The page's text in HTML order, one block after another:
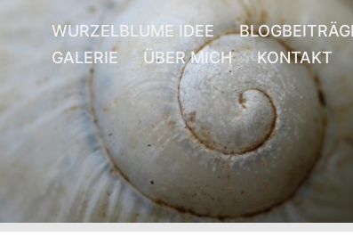
WURZELBLUME IDEE
GALERIE
ÜBER MICH KONTAKT